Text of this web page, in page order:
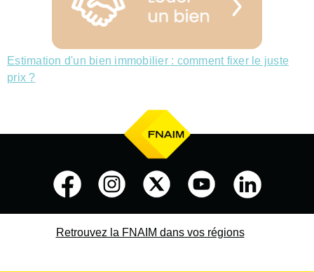
Estimation d'un bien immobilier : comment fixer le juste
prix ?
Retrouvez la FNAIM dans vos régions